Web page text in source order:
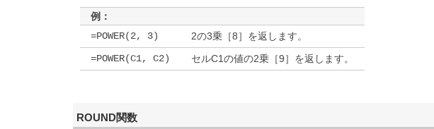
例：
=POWER(2, 3)
2の3乗［8］を返します。
=POWER(C1, C2)
セルC1の値の2乗［9］を返します。
ROUND関数